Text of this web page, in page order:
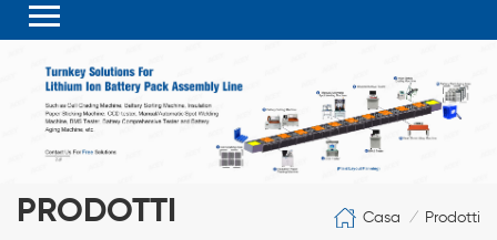
PRODOTTI Casa / Prodotti